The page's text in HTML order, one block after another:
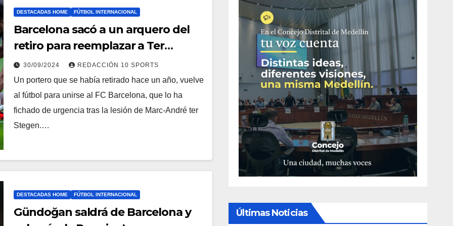
DESTACADAS HOME FÚTBOL INTERNACIONAL
Barcelona sacó a un arquero del
retiro para reemplazar a Ter
Stegen
30/09/2024 REDACCIÓN 10 SPORTS
Un portero que se había retirado hace un año, vuelve
al fútbol para unirse al FC Barcelona, que lo ha
fichado de urgencia tras la lesión de Marc-André ter
Stegen.…
DESTACADAS HOME FÚTBOL INTERNACIONAL
Gündoğan saldrá de Barcelona y
Últimas Noticias